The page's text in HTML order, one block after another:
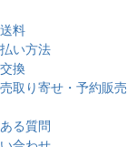
料
い方法
換
取り寄せ・予約販売
る質問